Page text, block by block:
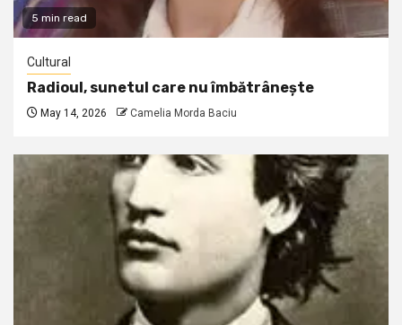
5 min read
Cultural
Radioul, sunetul care nu îmbătrânește
May 14, 2026 Camelia Morda Baciu